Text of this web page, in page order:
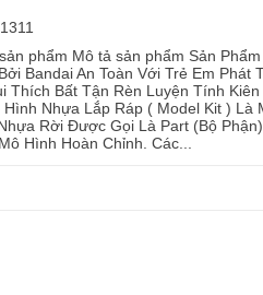
phẩm Mô tả sản phẩm Sản
Bandai An Toàn Với Trẻ Em Phát
Thích Bất Tận Rèn Luyện Tính
Nhựa Lắp Ráp ( Model Kit ) Là
Rời Được Gọi Là Part (Bộ
Hình Hoàn Chỉnh. Các...